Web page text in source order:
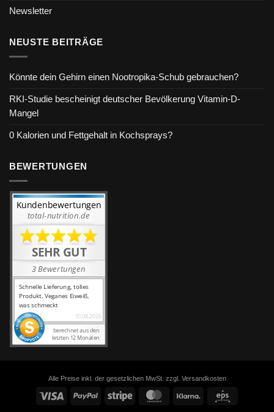
Newsletter
NEUSTE BEITRÄGE
Könnte dein Gehirn einen Nootropika-Schub gebrauchen?
RKI-Studie bescheinigt deutscher Bevölkerung Vitamin-D-
Mangel
0 Kalorien und Fettgehalt in Kochsprays?
BEWERTUNGEN
Alle Preise inkl. der gesetzlichen MwSt. zzgl. Versandkosten
Visa PayPal Stripe MasterCard Klarna